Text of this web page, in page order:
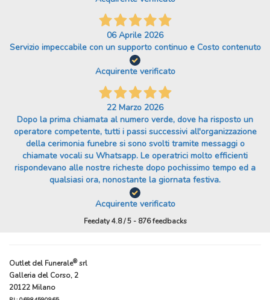
06 Aprile 2026
Servizio impeccabile con un supporto continuo e Costo contenuto
Acquirente verificato
22 Marzo 2026
Dopo la prima chiamata al numero verde, dove ha risposto un
operatore competente, tutti i passi successivi all'organizzazione
della cerimonia funebre si sono svolti tramite messaggi o
chiamate vocali su Whatsapp. Le operatrici molto efficienti
rispondevano alle nostre richeste dopo pochissimo tempo ed a
qualsiasi ora, nonostante la giornata festiva.
Acquirente verificato
Feedaty4.8/5 - 876feedbacks
Outlet del Funerale®srl
Galleria del Corso, 2
20122 Milano